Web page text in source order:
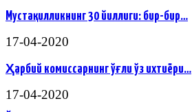
Мустақилликнинг 30 йиллиги: бир-бир…
17-04-2020
Ҳарбий комиссарнинг ўғли ўз ихтиёри…
17-04-2020